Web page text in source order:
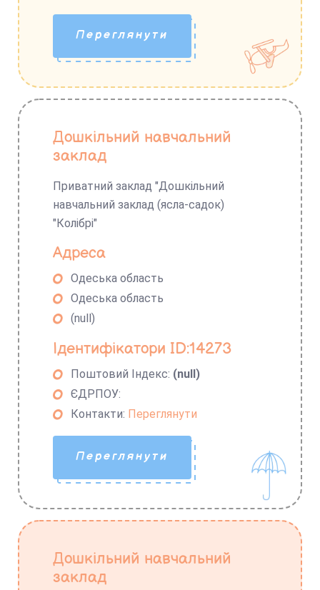
Переглянути
Дошкільний навчальний
заклад
Приватний заклад "Дошкільний
навчальний заклад (ясла-садок)
"Колібрі"
Адреса
Одеська область
Одеська область
(null)
Ідентифікатори ID:14273
Поштовий Індекс: (null)
ЄДРПОУ:
Контакти: Переглянути
Переглянути
Дошкільний навчальний
заклад